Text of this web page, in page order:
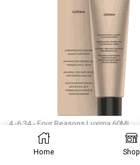
4.-6.34 - Four Reasons Luxima 60ML
SKU: 6418414037552
5 op voorraad
Home Shop